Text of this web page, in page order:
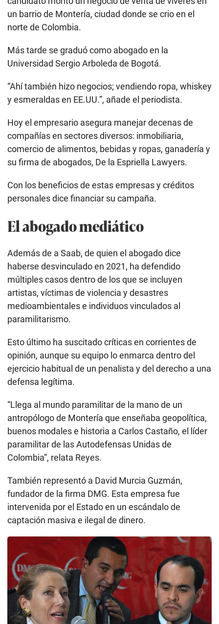
un barrio de Montería, ciudad donde se crio en el
norte de Colombia.
Más tarde se graduó como abogado en la
Universidad Sergio Arboleda de Bogotá.
“Ahí también hizo negocios; vendiendo ropa, whiskey
y esmeraldas en EE.UU.”, añade el periodista.
Hoy el empresario asegura manejar decenas de
compañías en sectores diversos: inmobiliaria,
comercio de alimentos, bebidas y ropas, ganadería y
su firma de abogados, De la Espriella Lawyers.
Con los beneficios de estas empresas y créditos
personales dice financiar su campaña.
El abogado mediático
Además de a Saab, de quien el abogado dice
haberse desvinculado en 2021, ha defendido
múltiples casos dentro de los que se incluyen
artistas, víctimas de violencia y desastres
medioambientales e individuos vinculados al
paramilitarismo.
Esto último ha suscitado críticas en corrientes de
opinión, aunque su equipo lo enmarca dentro del
ejercicio habitual de un penalista y del derecho a una
defensa legítima.
“Llega al mundo paramilitar de la mano de un
antropólogo de Montería que enseñaba geopolítica,
buenos modales e historia a Carlos Castaño, el líder
paramilitar de las Autodefensas Unidas de
Colombia”, relata Reyes.
También representó a David Murcia Guzmán,
fundador de la firma DMG. Esta empresa fue
intervenida por el Estado en un escándalo de
captación masiva e ilegal de dinero.